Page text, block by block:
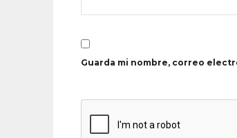
Guarda mi nombre, correo